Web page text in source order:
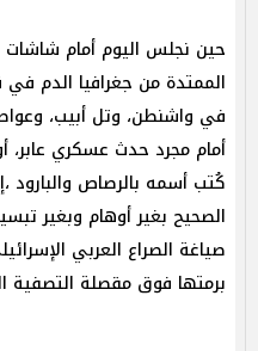
حين نجلس اليوم أمام شاشات
الممتدة من جغرافيا الدم
في واشنطن، وتل أبيب،
أمام مجرد حدث عسكري
كُتب أسمه بالرصاص والبارود
الصحيح بغير أوهام وبغير
صياغة الصراع العربي
برمتها فوق مقصلة التصفية